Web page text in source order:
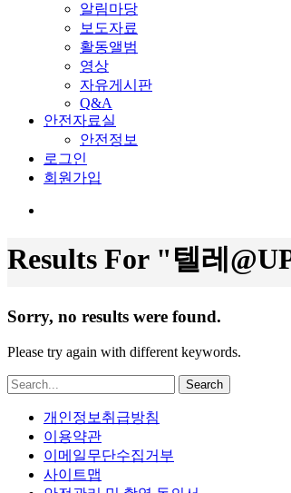
알림마당
보도자료
활동앨범
영상
자유게시판
Q&A
안전자료실
안전정보
로그인
회원가입
Results For "텔레
Sorry, no results were found.
Please try again with different keywords.
Search
개인정보취급방침
이용약관
이메일무단수집거부
사이트맵